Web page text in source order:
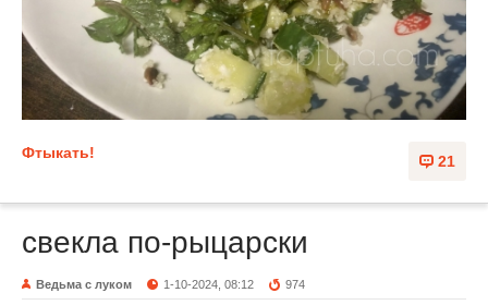
21
Фтыкать!
свекла по-рыцарски
Ведьма с луком 1-10-2024, 08:12 974